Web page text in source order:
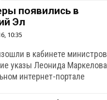
появились в
Эл
10:35
в кабинете министров
указы Леонида Маркелова
интернет-портале